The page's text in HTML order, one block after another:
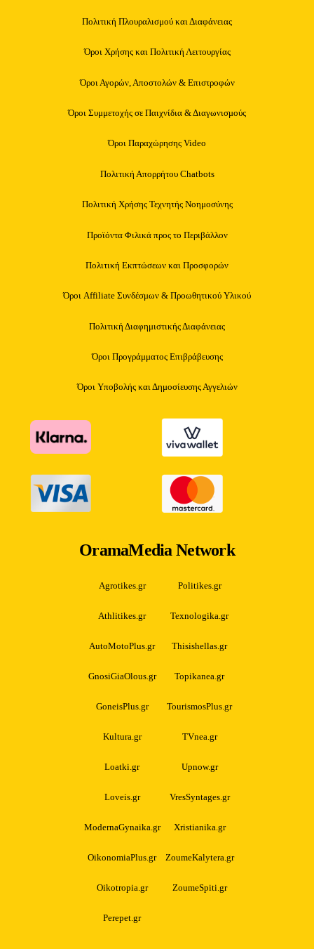
Πολιτική Πλουραλισμού και Διαφάνειας
Όροι Χρήσης και Πολιτική Λειτουργίας
Όροι Αγορών, Αποστολών & Επιστροφών
Όροι Συμμετοχής σε Παιχνίδια & Διαγωνισμούς
Όροι Παραχώρησης Video
Πολιτική Απορρήτου Chatbots
Πολιτική Χρήσης Τεχνητής Νοημοσύνης
Προϊόντα Φιλικά προς το Περιβάλλον
Πολιτική Εκπτώσεων και Προσφορών
Όροι Affiliate Συνδέσμων & Προωθητικού Υλικού
Πολιτική Διαφημιστικής Διαφάνειας
Όροι Προγράμματος Επιβράβευσης
Όροι Υποβολής και Δημοσίευσης Αγγελιών
OramaMedia Network
Agrotikes.gr Politikes.gr
Athlitikes.gr Texnologika.gr
AutoMotoPlus.gr Thisishellas.gr
GnosiGiaOlous.gr Topikanea.gr
GoneisPlus.gr TourismosPlus.gr
Kultura.gr TVnea.gr
Loatki.gr Upnow.gr
Loveis.gr VresSyntages.gr
ModernaGynaika.gr Xristianika.gr
OikonomiaPlus.gr ZoumeKalytera.gr
Oikotropia.gr ZoumeSpiti.gr
Perepet.gr